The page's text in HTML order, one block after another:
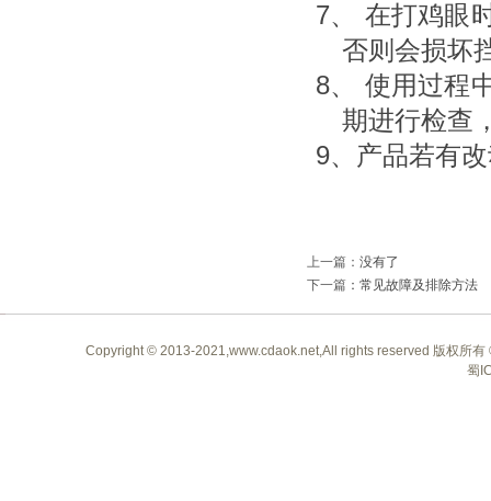
7、 在打鸡眼
否则会损坏
8、 使用过程
期进行检查
9、产品若有
上一篇： 没有了
下一篇 ： 常见故障及排除方法
Copyright © 2013-2021,www.cdaok.net,All rights reserved 版权所
蜀